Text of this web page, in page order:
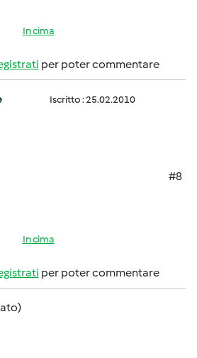
In cima
per poter commentare
Iscritto : 25.02.2010
#8
In cima
per poter commentare